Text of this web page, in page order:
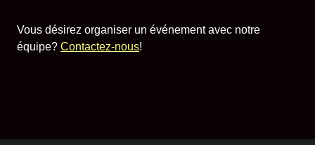
Desjardins fait la paire
Vous désirez organiser un événement avec notre
équipe?Contactez-nous!